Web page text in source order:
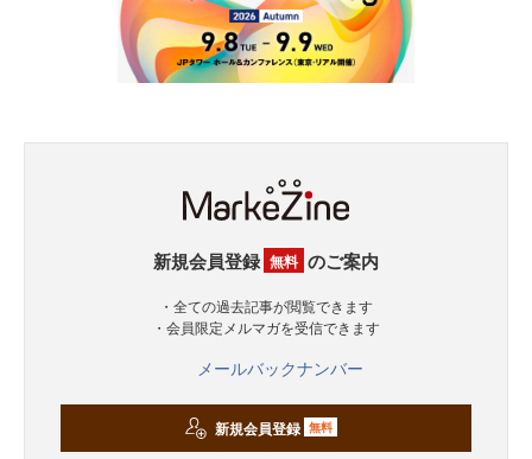
新規会員登録 無料 のご案内
・全ての過去記事が閲覧できます
・会員限定メルマガを受信できます
メールバックナンバー
新規会員登録 無料